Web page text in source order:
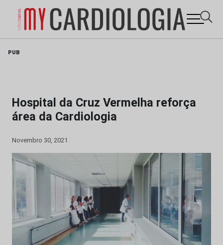
PUB
Hospital da Cruz Vermelha reforça
área da Cardiologia
Novembro 30, 2021